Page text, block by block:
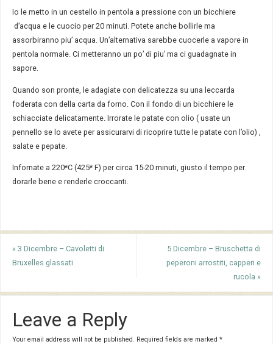
Io le metto in un cestello in pentola a pressione con un bicchiere
d’acqua e le cuocio per 20 minuti. Potete anche bollirle ma
assorbiranno piu’ acqua. Un’alternativa sarebbe cuocerle a vapore in
pentola normale. Ci metteranno un po’ di piu’ ma ci guadagnate in
sapore.
Quando son pronte, le adagiate con delicatezza su una leccarda
foderata con della carta da forno. Con il fondo di un bicchiere le
schiacciate delicatamente. Irrorate le patate con olio ( usate un
pennello se lo avete per assicurarvi di ricoprire tutte le patate con l’olio) ,
salate e pepate.
Infornate a 220*C (425* F) per circa 15-20 minuti, giusto il tempo per
dorarle bene e renderle croccanti.
« 3 Dicembre – Cavoletti di
Bruxelles glassati
5 Dicembre – Bruschetta di
peperoni arrostiti, capperi e
rucola »
Leave a Reply
Your email address will not be published. Required fields are marked *